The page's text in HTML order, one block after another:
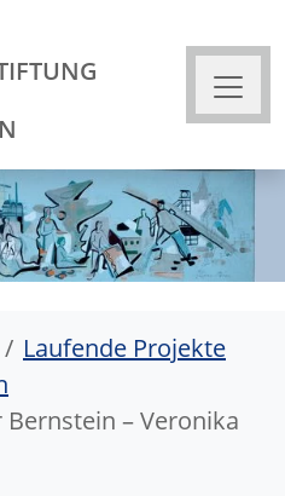
Laufende Projekte
– Veronika